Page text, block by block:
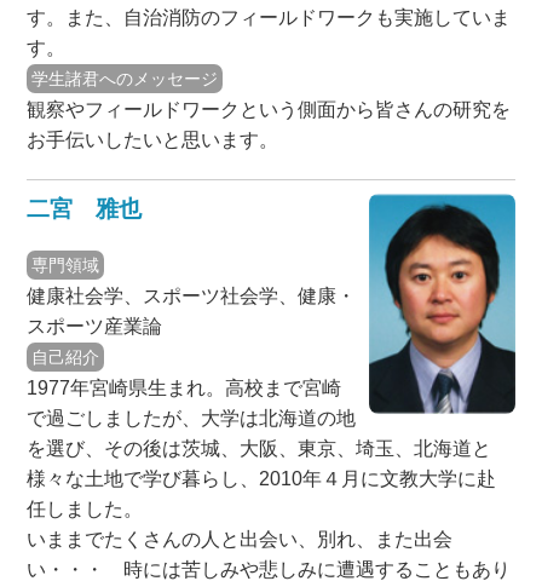
す。また、自治消防のフィールドワークも実施していま
す。
学生諸君へのメッセージ
観察やフィールドワークという側面から皆さんの研究を
お手伝いしたいと思います。
二宮 雅也
専門領域
健康社会学、スポーツ社会学、健康・
スポーツ産業論
自己紹介
1977年宮崎県生まれ。高校まで宮崎
で過ごしましたが、大学は北海道の地
を選び、その後は茨城、大阪、東京、埼玉、北海道と
様々な土地で学び暮らし、2010年４月に文教大学に赴
任しました。
いままでたくさんの人と出会い、別れ、また出会
い・・・ 時には苦しみや悲しみに遭遇することもあり